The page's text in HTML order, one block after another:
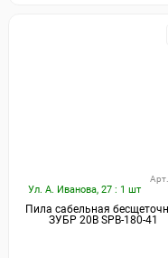
Ул. А. Иванова, 27 : 1 шт
Пила сабельная
ЗУБР 20В SPB-180-41